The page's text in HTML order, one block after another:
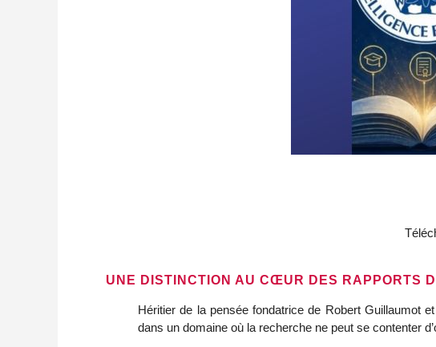
UNE DISTINCTION AU CŒUR DES RAPPORTS
Héritier de la pensée fondatrice de Robert Guillaumot
dans un domaine où la recherche ne peut se contenter